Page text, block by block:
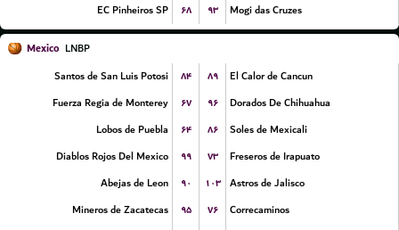
EC Pinheiros SP
۶۸ ۹۳ Mogi das Cruzes
Mexico LNBP
Santos de San Luis Potosi
۸۴ ۸۹
El Calor de Cancun
Fuerza Regia de Monterey
۶۷ ۹۶
Dorados De Chihuahua
Lobos de Puebla
۶۴ ۸۶
Soles de Mexicali
Diablos Rojos Del Mexico
۹۹ ۷۳
Freseros de Irapuato
Abejas de Leon
۹۰ ۱۰۳ Astros de Jalisco
Mineros de Zacatecas
۹۵ ۷۶
Correcaminos